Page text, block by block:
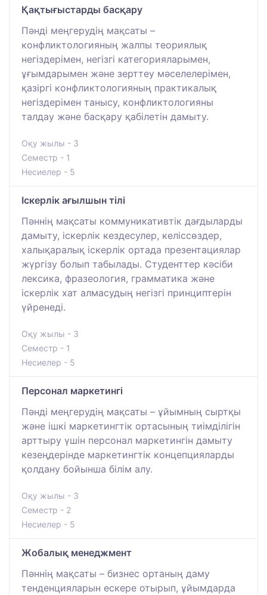
Қақтығыстарды басқару
Пәнді меңгерудің мақсаты –
конфликтологияның жалпы теориялық
негіздерімен, негізгі категорияларымен,
ұғымдарымен және зерттеу мәселелерімен,
қазіргі конфликтологияның практикалық
негіздерімен танысу, конфликтологияны
талдау және басқару қабілетін дамыту.
Оқу жылы - 3
Семестр - 1
Несиелер - 5
Іскерлік ағылшын тілі
Пәннің мақсаты коммуникативтік дағдыларды
дамыту, іскерлік кездесулер, келіссөздер,
халықаралық іскерлік ортада презентациялар
жүргізу болып табылады. Студенттер кәсіби
лексика, фразеология, грамматика және
іскерлік хат алмасудың негізгі принциптерін
үйренеді.
Оқу жылы - 3
Семестр - 1
Несиелер - 5
Персонал маркетингі
Пәнді меңгерудің мақсаты – ұйымның сыртқы
және ішкі маркетингтік ортасының тиімділігін
арттыру үшін персонал маркетингін дамыту
кезеңдерінде маркетингтік концепцияларды
қолдану бойынша білім алу.
Оқу жылы - 3
Семестр - 2
Несиелер - 5
Жобалық менеджмент
Пәннің мақсаты – бизнес ортаның даму
тенденцияларын ескере отырып, ұйымдарда